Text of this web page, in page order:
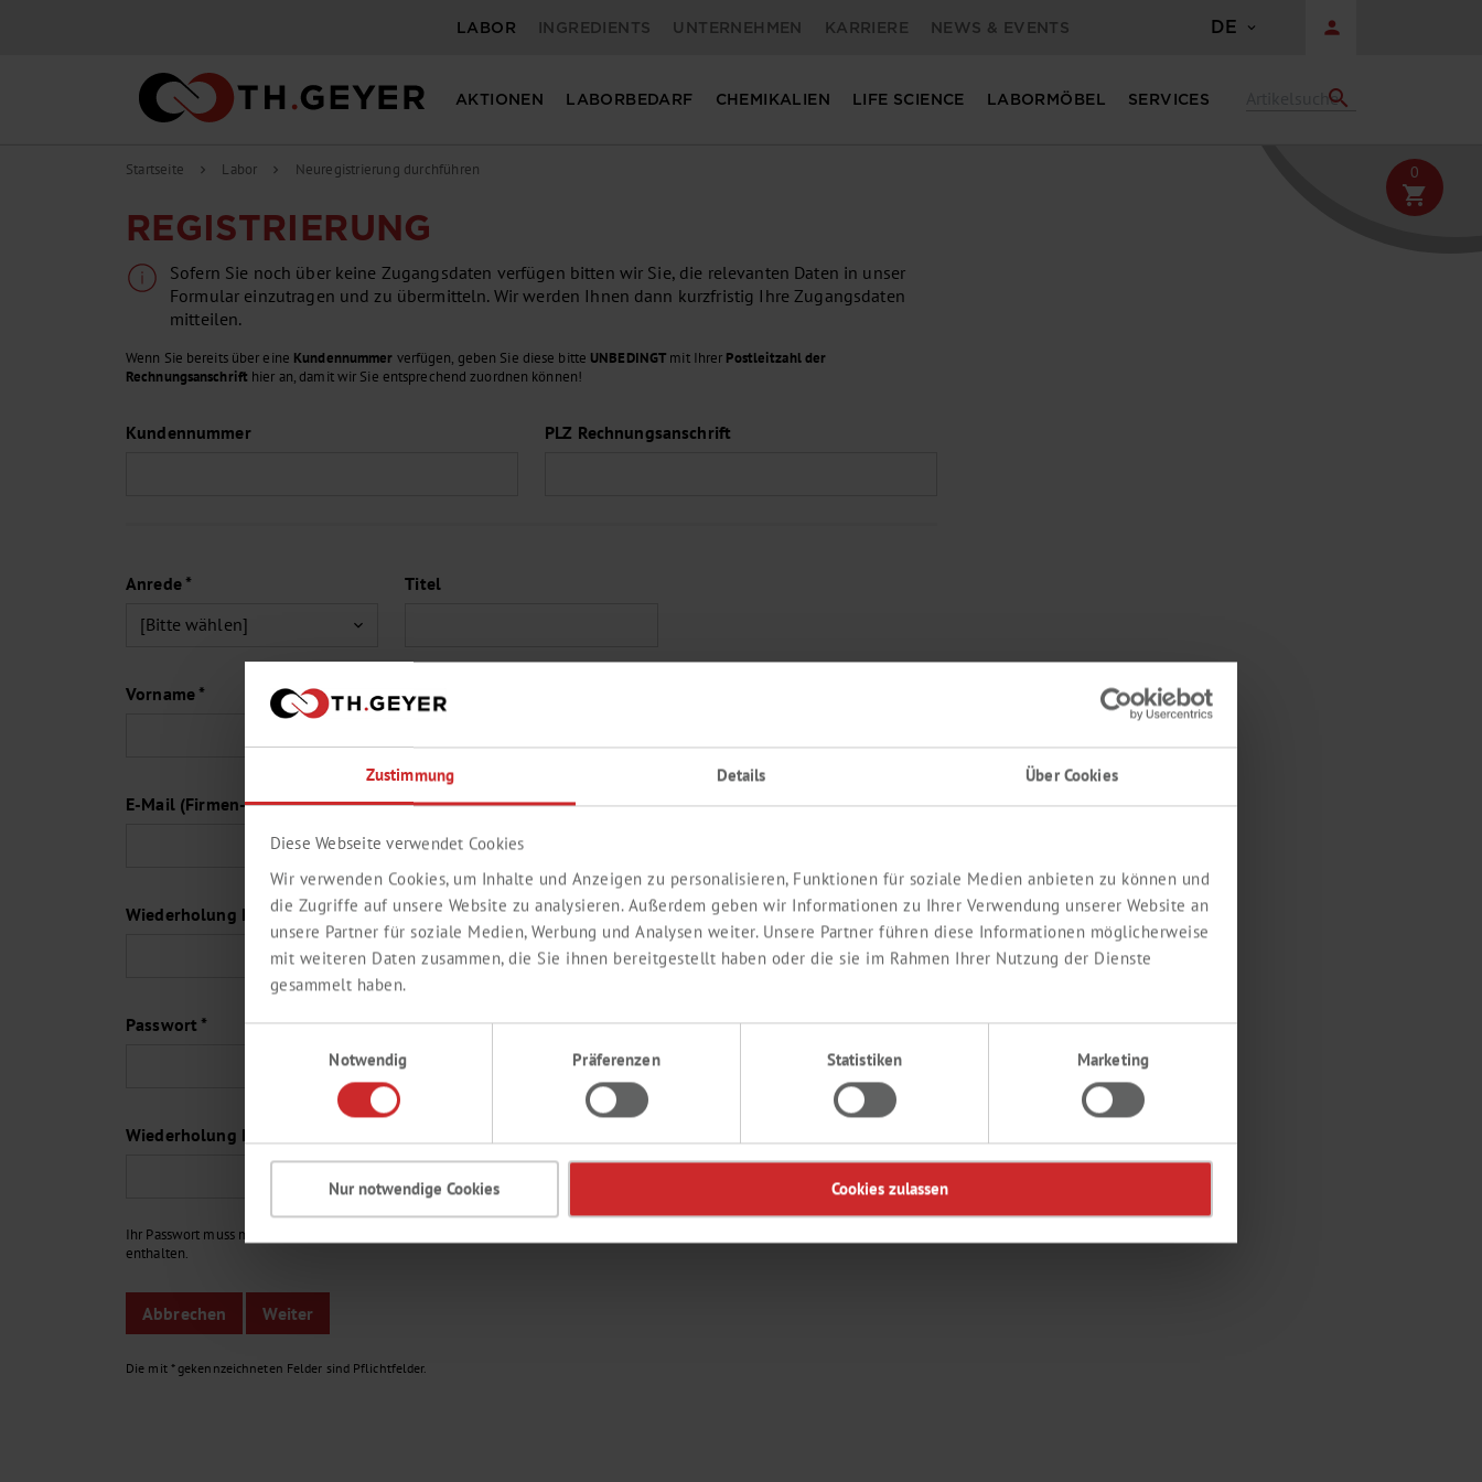
Zustimmung Details Über Cookies
Diese Webseite verwendet Cookies
Wir verwenden Cookies, um Inhalte und Anzeigen zu personalisieren, Funktionen für soziale Medien anbieten zu können und
die Zugriffe auf unsere Website zu analysieren. Außerdem geben wir Informationen zu Ihrer Verwendung unserer Website an
unsere Partner für soziale Medien, Werbung und Analysen weiter. Unsere Partner führen diese Informationen möglicherweise
mit weiteren Daten zusammen, die Sie ihnen bereitgestellt haben oder die sie im Rahmen Ihrer Nutzung der Dienste
gesammelt haben.
Notwendig
Präferenzen Statistiken Marketing
Nur notwendige Cookies Cookies zulassen
LABOR INGREDIENTS UNTERNEHMEN KARRIERE NEWS & EVENTS DE person
AKTIONEN LABORBEDARF CHEMIKALIEN LIFE SCIENCE LABORMÖBEL SERVICES search
0
shopping_cart
Startseite chevron_right Labor chevron_right Neuregistrierung durchführen
REGISTRIERUNG
Sofern Sie noch über keine Zugangsdaten verfügen bitten wir Sie, die relevanten Daten in unser
Formular einzutragen und zu übermitteln. Wir werden Ihnen dann kurzfristig Ihre Zugangsdaten
mitteilen.
Wenn Sie bereits über eine Kundennummer verfügen, geben Sie diese bitte UNBEDINGT mit Ihrer Postleitzahl der
Rechnungsanschrift hier an, damit wir Sie entsprechend zuordnen können!
Kundennummer PLZ Rechnungsanschrift
Anrede * Titel
Vorname *
E-Mail (Firmen-Adresse) *
Wiederholung E-Mail *
Passwort *
Wiederholung Passwort *
Ihr Passwort muss min. aus 6 Zeichen bestehen und Buchstaben sowie Ziffern enthalten. Das Passwort darf nicht die Email-Adresse
enthalten.
Die mit * gekennzeichneten Felder sind Pflichtfelder.